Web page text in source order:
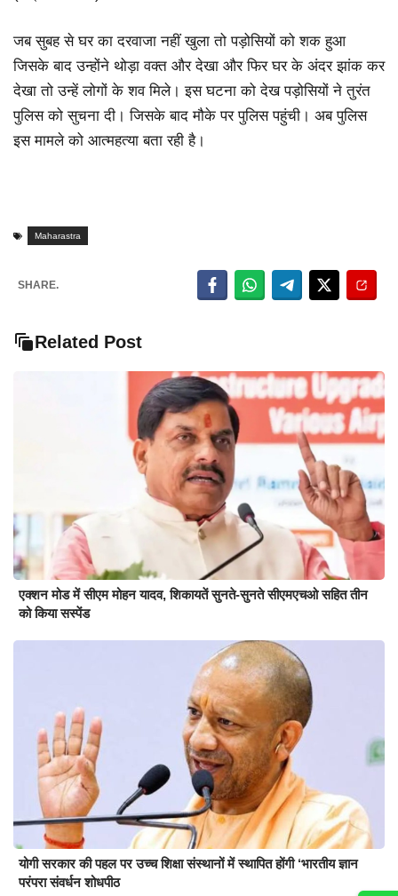
जब सुबह से घर का दरवाजा नहीं खुला तो पड़ोसियों को शक हुआ
जिसके बाद उन्होंने थोड़ा वक्त और देखा और फिर घर के अंदर झांक कर
देखा तो उन्हें लोगों के शव मिले। इस घटना को देख पड़ोसियों ने तुरंत
पुलिस को सुचना दी। जिसके बाद मौके पर पुलिस पहुंची। अब पुलिस
इस मामले को आत्महत्या बता रही है।
Maharastra
SHARE.
Related Post
एक्शन मोड में सीएम मोहन यादव, शिकायतें सुनते-सुनते सीएमएचओ सहित तीन
को किया सस्पेंड
योगी सरकार की पहल पर उच्च शिक्षा संस्थानों में स्थापित होंगी ‘भारतीय ज्ञान
परंपरा संवर्धन शोधपीठ